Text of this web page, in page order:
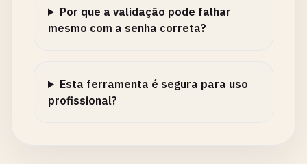
Por que a validação pode falhar
mesmo com a senha correta?
Esta ferramenta é segura para uso
profissional?